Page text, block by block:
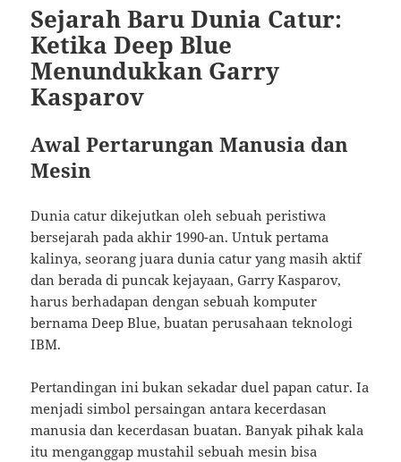
Sejarah Baru Dunia Catur:
Ketika Deep Blue
Menundukkan Garry
Kasparov
Awal Pertarungan Manusia dan
Mesin
Dunia catur dikejutkan oleh sebuah peristiwa
bersejarah pada akhir 1990-an. Untuk pertama
kalinya, seorang juara dunia catur yang masih aktif
dan berada di puncak kejayaan, Garry Kasparov,
harus berhadapan dengan sebuah komputer
bernama Deep Blue, buatan perusahaan teknologi
IBM.
Pertandingan ini bukan sekadar duel papan catur. Ia
menjadi simbol persaingan antara kecerdasan
manusia dan kecerdasan buatan. Banyak pihak kala
itu menganggap mustahil sebuah mesin bisa